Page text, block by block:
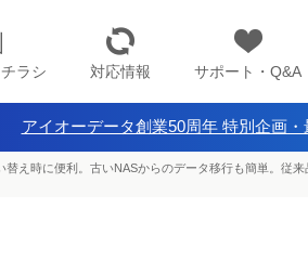
ラシ 対応情報 サポート・Q&A
アイオーデータ創業50周年 特別企画・
替え時に便利。古いNASからのデータ移行も簡単。従